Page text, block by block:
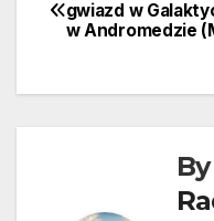
wpisu
gwiazd w
w Andromedzie
By